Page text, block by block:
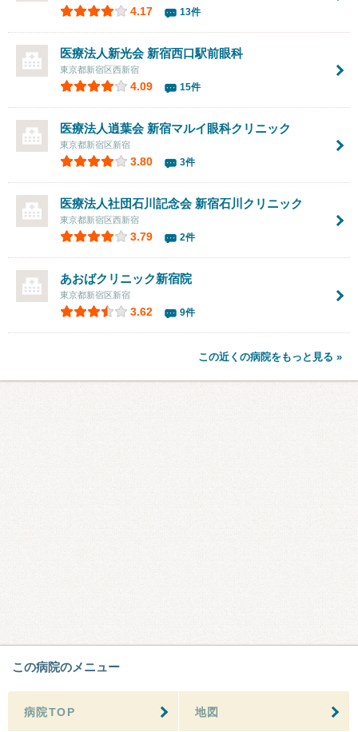
4.17 13件
医療法人新光会 新宿西口駅前眼科
東京都新宿区西新宿
4.09 15件
医療法人逍葉会 新宿マルイ眼科クリニック
東京都新宿区新宿
3.80 3件
医療法人社団石川記念会 新宿石川クリニック
東京都新宿区西新宿
3.79 2件
あおばクリニック新宿院
東京都新宿区新宿
3.62 9件
この近くの病院をもっと見る »
この病院のメニュー
病院TOP 地図